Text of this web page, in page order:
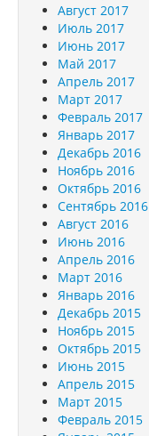
Август 2017
Июль 2017
Июнь 2017
Май 2017
Апрель 2017
Март 2017
Февраль 2017
Январь 2017
Декабрь 2016
Ноябрь 2016
Октябрь 2016
Сентябрь 2016
Август 2016
Июнь 2016
Апрель 2016
Март 2016
Январь 2016
Декабрь 2015
Ноябрь 2015
Октябрь 2015
Июнь 2015
Апрель 2015
Март 2015
Февраль 2015